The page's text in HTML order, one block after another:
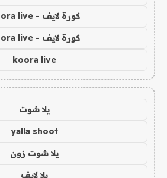
كورة لايف - koora live
كورة لايف - koora live
koora live
يلا شوت
yalla shoot
يلا شوت زون
يلا لايف